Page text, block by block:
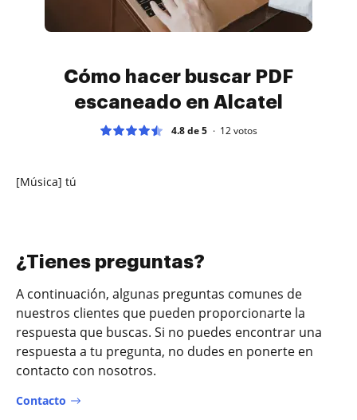
Cómo hacer buscar PDF
escaneado en Alcatel
4.8 de 5 12votos
[Música] tú
¿Tienes preguntas?
A continuación, algunas preguntas comunes de
nuestros clientes que pueden proporcionarte la
respuesta que buscas. Si no puedes encontrar una
respuesta a tu pregunta, no dudes en ponerte en
contacto con nosotros.
Contacto